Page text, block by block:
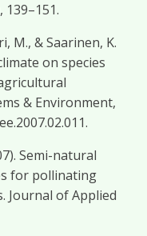
139–151.
M., & Saarinen, K.
on species
& Environment,
Semi-natural
for pollinating
Journal of Applied